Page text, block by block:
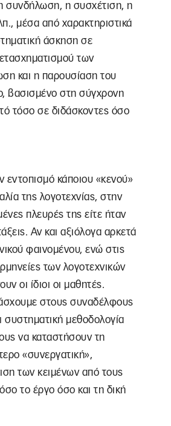
συνδήλωση, η συσχέτιση, η
μέσα από χαρακτηριστικά
άσκηση σε
των
και η παρουσίαση του
βασισμένο στη σύγχρονη
τόσο σε διδάσκοντες όσο
εντοπισμό κάποιου «κενού»
της λογοτεχνίας, στην
πλευρές της είτε ήταν
Αν και αξιόλογα αρκετά
φαινομένου, ενώ στις
των λογοτεχνικών
οι ίδιοι οι μαθητές.
στους συναδέλφους
συστηματική μεθοδολογία
να καταστήσουν τη
«συνεργατική»,
των κειμένων από τους
το έργο όσο και τη δική